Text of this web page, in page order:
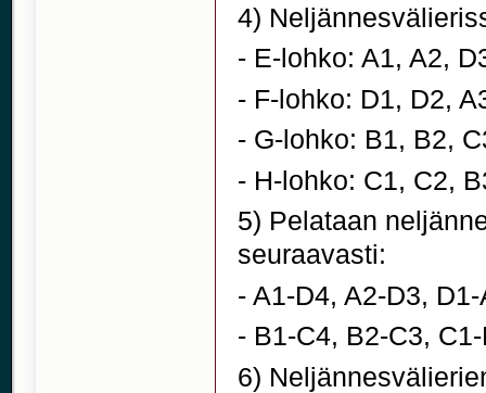
4)
- E-lohko: A1, A2,
- F-lohko: D1, D2,
- G-lohko: B1, B2,
- H-lohko: C1, C2,
5) Pelataan
seuraavasti:
- A1-D4, A2-D3,
- B1-C4, B2-C3,
6)